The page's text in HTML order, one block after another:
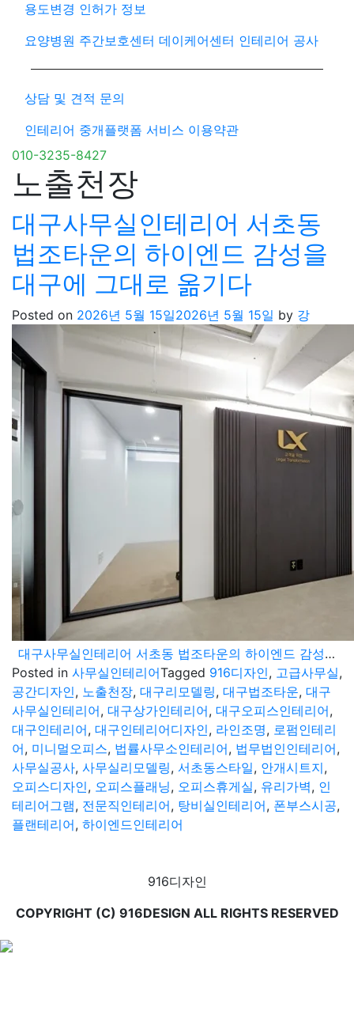
용도변경 인허가 정보
요양병원 주간보호센터 데이케어센터 인테리어 공사
상담 및 견적 문의
인테리어 중개플랫폼 서비스 이용약관
010-3235-8427
노출천장
대구사무실인테리어 서초동
법조타운의 하이엔드 감성을
대구에 그대로 옮기다
Posted on 2026년 5월 15일2026년 5월 15일 by 강
대구사무실인테리어 서초동 법조타운의 하이엔드 감성을 대구에 그대로 옮기다
Posted in 사무실인테리어Tagged 916디자인, 고급사무실,
공간디자인, 노출천장, 대구리모델링, 대구법조타운, 대구
사무실인테리어, 대구상가인테리어, 대구오피스인테리어,
대구인테리어, 대구인테리어디자인, 라인조명, 로펌인테리
어, 미니멀오피스, 법률사무소인테리어, 법무법인인테리어,
사무실공사, 사무실리모델링, 서초동스타일, 안개시트지,
오피스디자인, 오피스플래닝, 오피스휴게실, 유리가벽, 인
테리어그램, 전문직인테리어, 탕비실인테리어, 폰부스시공,
플랜테리어, 하이엔드인테리어
916디자인
COPYRIGHT (C) 916DESIGN ALL RIGHTS RESERVED